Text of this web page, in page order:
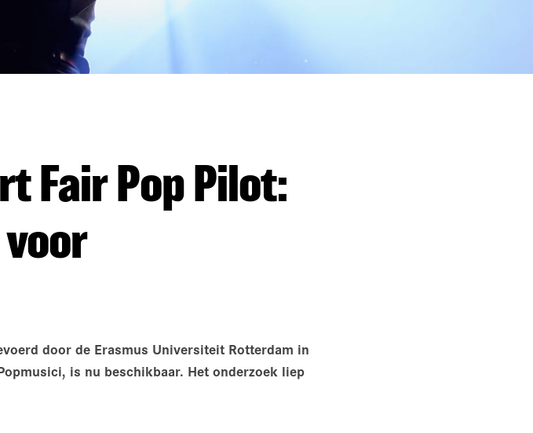
Fair Pop Pilot:
door de Erasmus Universiteit Rotterdam in
is nu beschikbaar. Het onderzoek liep